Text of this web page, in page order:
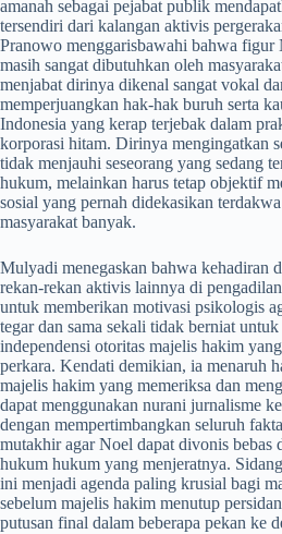
amanah sebagai pejabat publik
tersendiri dari kalangan aktivis
Pranowo menggarisbawahi bahwa figur
masih sangat dibutuhkan oleh
menjabat dirinya dikenal sangat vokal
memperjuangkan hak-hak buruh serta
Indonesia yang kerap terjebak dalam
korporasi hitam. Dirinya mengingatkan
tidak menjauhi seseorang yang sedang
hukum, melainkan harus tetap objektif
sosial yang pernah didekasikan
masyarakat banyak.
​Mulyadi menegaskan bahwa kehadiran
rekan-rekan aktivis lainnya di
untuk memberikan motivasi psikologis
tegar dan sama sekali tidak berniat
independensi otoritas majelis hakim
perkara. Kendati demikian, ia menaruh
majelis hakim yang memeriksa dan
dapat menggunakan nurani jurnalisme
dengan mempertimbangkan seluruh
mutakhir agar Noel dapat divonis bebas
hukum hukum yang menjeratnya.
ini menjadi agenda paling krusial bagi
sebelum majelis hakim menutup
putusan final dalam beberapa pekan ke